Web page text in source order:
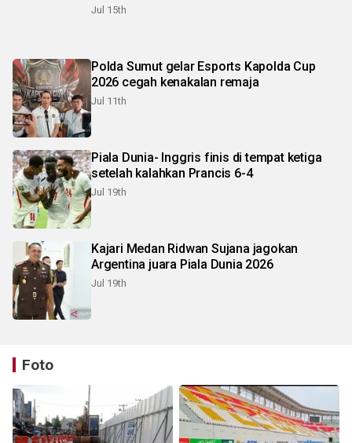
Jul 15th
Polda Sumut gelar Esports Kapolda Cup
2026 cegah kenakalan remaja
Jul 11th
Piala Dunia- Inggris finis di tempat ketiga
setelah kalahkan Prancis 6-4
Jul 19th
Kajari Medan Ridwan Sujana jagokan
Argentina juara Piala Dunia 2026
Jul 19th
Foto